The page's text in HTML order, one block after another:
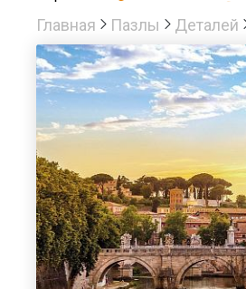
Главная Пазлы Деталей